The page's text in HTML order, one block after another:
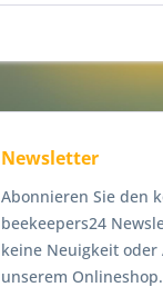
Newsletter
Abonnieren Sie den
beekeepers24
keine Neuigkeit oder
unserem Onlineshop.